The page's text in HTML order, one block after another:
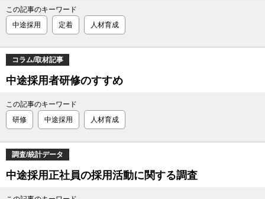
この記事のキーワード
中途採用
定着 人材育成
コラム/取材記事
中途採用者研修のすすめ
この記事のキーワード
研修
中途採用 人材育成
調査/統計データ
中途採用正社員の採用活動に関する調査